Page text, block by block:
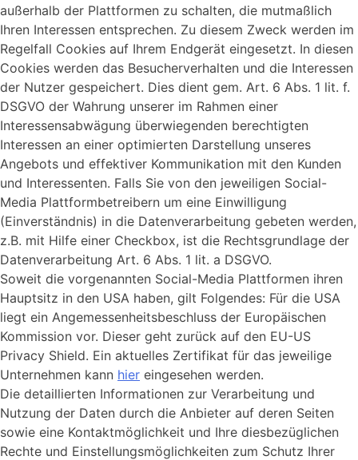
außerhalb der Plattformen zu schalten, die mutmaßlich
Ihren Interessen entsprechen. Zu diesem Zweck werden im
Regelfall Cookies auf Ihrem Endgerät eingesetzt. In diesen
Cookies werden das Besucherverhalten und die Interessen
der Nutzer gespeichert. Dies dient gem. Art. 6 Abs. 1 lit. f.
DSGVO der Wahrung unserer im Rahmen einer
Interessensabwägung überwiegenden berechtigten
Interessen an einer optimierten Darstellung unseres
Angebots und effektiver Kommunikation mit den Kunden
und Interessenten. Falls Sie von den jeweiligen Social-
Media Plattformbetreibern um eine Einwilligung
(Einverständnis) in die Datenverarbeitung gebeten werden,
z.B. mit Hilfe einer Checkbox, ist die Rechtsgrundlage der
Datenverarbeitung Art. 6 Abs. 1 lit. a DSGVO.
Soweit die vorgenannten Social-Media Plattformen ihren
Hauptsitz in den USA haben, gilt Folgendes: Für die USA
liegt ein Angemessenheitsbeschluss der Europäischen
Kommission vor. Dieser geht zurück auf den EU-US
Privacy Shield. Ein aktuelles Zertifikat für das jeweilige
Unternehmen kann hier eingesehen werden.
Die detaillierten Informationen zur Verarbeitung und
Nutzung der Daten durch die Anbieter auf deren Seiten
sowie eine Kontaktmöglichkeit und Ihre diesbezüglichen
Rechte und Einstellungsmöglichkeiten zum Schutz Ihrer